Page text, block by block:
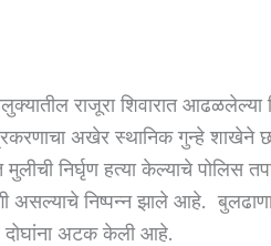
राजूरा शिवारात आढळलेल्या
अखेर स्थानिक गुन्हे शाखेने
मुलीची निर्घृण हत्या केल्याचे पोलिस
असल्याचे निष्पन्न झाले आहे.
दोघांना अटक केली आहे.